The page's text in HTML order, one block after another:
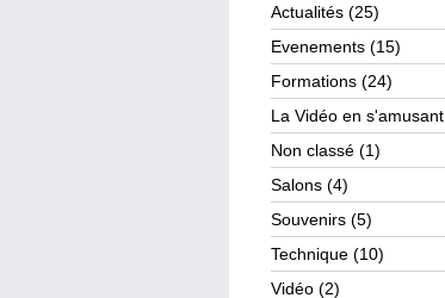
Actualités (25)
Evenements (15)
Formations (24)
La Vidéo en s'amusant
Non classé (1)
Salons (4)
Souvenirs (5)
Technique (10)
Vidéo (2)